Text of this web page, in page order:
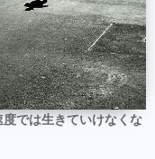
では生きていけなくな